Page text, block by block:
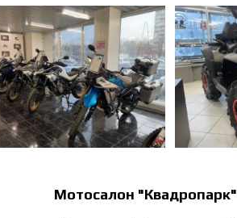
Мотосалон "Квадропарк"